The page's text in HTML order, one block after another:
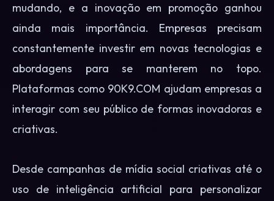
mudando, e a inovação em promoção ganhou
ainda mais importância. Empresas precisam
constantemente investir em novas tecnologias e
abordagens para se manterem no topo.
Plataformas como 90K9.COM ajudam empresas a
interagir com seu público de formas inovadoras e
criativas.
Desde campanhas de mídia social criativas até o
uso de inteligência artificial para personalizar